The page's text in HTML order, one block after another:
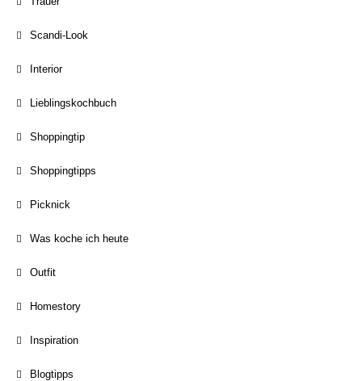
Scandi-Look
Interior
Lieblingskochbuch
Shoppingtip
Shoppingtipps
Picknick
Was koche ich heute
Outfit
Homestory
Inspiration
Blogtipps